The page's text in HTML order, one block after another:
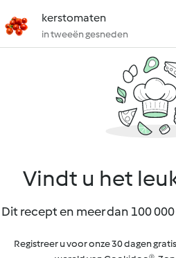
kerstomaten
in tweeën gesneden
Vindt u het
Dit recept en meer dan 100
Registreer u voor onze 30 dagen